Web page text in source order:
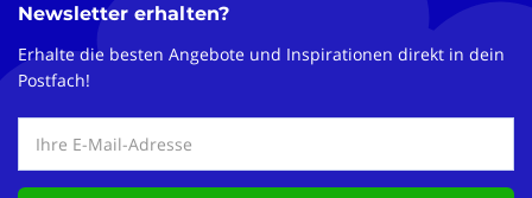
Newsletter erhalten?
Erhalte die besten Angebote und Inspirationen direkt in dein
Postfach!